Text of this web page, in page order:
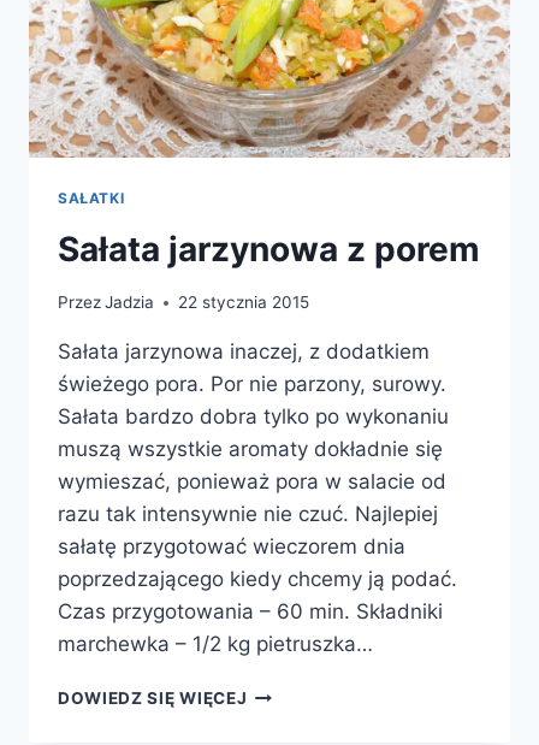
SAŁATKI
Sałata jarzynowa z porem
PrzezJadzia 22 stycznia 2015
Sałata jarzynowa inaczej, z dodatkiem
świeżego pora. Por nie parzony, surowy.
Sałata bardzo dobra tylko po wykonaniu
muszą wszystkie aromaty dokładnie się
wymieszać, ponieważ pora w salacie od
razu tak intensywnie nie czuć. Najlepiej
sałatę przygotować wieczorem dnia
poprzedzającego kiedy chcemy ją podać.
Czas przygotowania – 60 min. Składniki
marchewka – 1/2 kg pietruszka…
DOWIEDZ SIĘ WIĘCEJ SAŁATA